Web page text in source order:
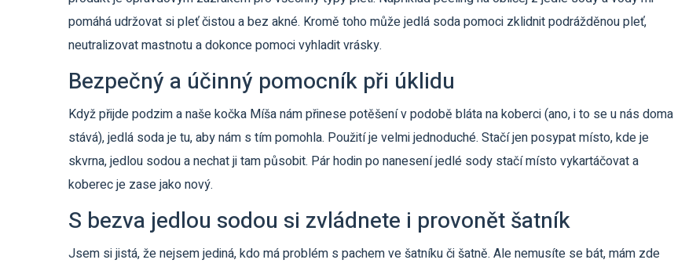
pomáhá udržovat si pleť čistou a bez akné. Kromě toho může jedlá soda pomoci zklidnit podrážděnou pleť,
neutralizovat mastnotu a dokonce pomoci vyhladit vrásky.
Bezpečný a účinný pomocník při úklidu
Když přijde podzim a naše kočka Míša nám přinese potěšení v podobě bláta na koberci (ano, i to se u nás doma
stává), jedlá soda je tu, aby nám s tím pomohla. Použití je velmi jednoduché. Stačí jen posypat místo, kde je
skvrna, jedlou sodou a nechat ji tam působit. Pár hodin po nanesení jedlé sody stačí místo vykartáčovat a
koberec je zase jako nový.
S bezva jedlou sodou si zvládnete i provonět šatník
Jsem si jistá, že nejsem jediná, kdo má problém s pachem ve šatníku či šatně. Ale nemusíte se bát, mám zde